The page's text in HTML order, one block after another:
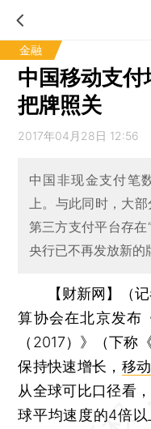
金融
中国移动支
把牌照关
2017年04月28日 12:56
中国非现金支付笔
上。与此同时，大
第三方支付平台存在
央行已不再发放新的
【财新网】（
算协会在北京发布
（2017）》（下称
保持快速增长， 移
从全球可比口径看
球平均速度的4倍